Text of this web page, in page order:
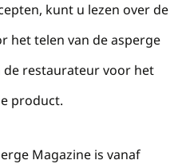
kunt u lezen over de
het telen van de asperge
de restaurateur voor het
product.
Magazine is vanaf